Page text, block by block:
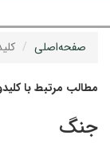
صفحه‌اصلی
مطالب مرتبط با
جنگ